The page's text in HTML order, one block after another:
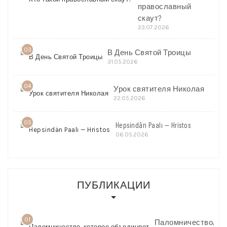
православный
скаут?
23.07.2026
03 В День Святой Троицы
31.05.2026
04 Урок святителя Николая
22.05.2026
05 Hepsindän Paalı — Hristos
06.05.2026
ПУБЛИКАЦИИ
01
Паломничество,